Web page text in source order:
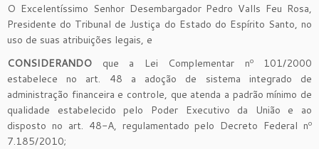
O Excelentíssimo Senhor Desembargador Pedro Valls Feu Rosa,
Presidente do Tribunal de Justiça do Estado do Espírito Santo, no
uso de suas atribuições legais, e
CONSIDERANDO que a Lei Complementar nº 101/2000
estabelece no art. 48 a adoção de sistema integrado de
administração financeira e controle, que atenda a padrão mínimo de
qualidade estabelecido pelo Poder Executivo da União e ao
disposto no art. 48-A, regulamentado pelo Decreto Federal nº
7.185/2010;